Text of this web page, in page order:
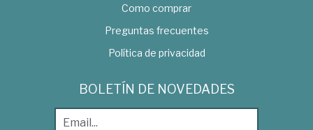
Como comprar
Preguntas frecuentes
Política de privacidad
BOLETÍN DE NOVEDADES